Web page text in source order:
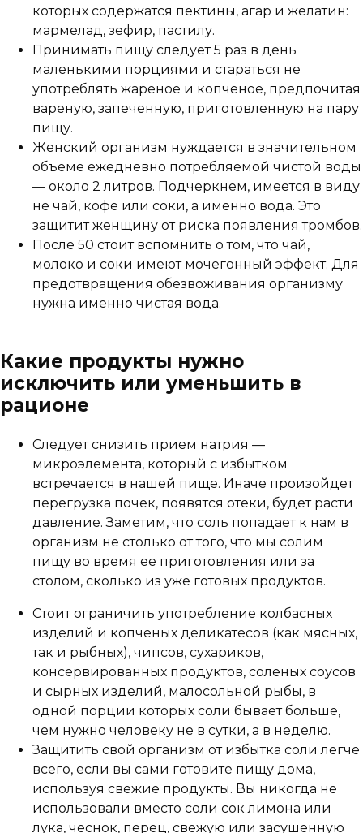
которых содержатся пектины, агар и желатин:
мармелад, зефир, пастилу.
Принимать пищу следует 5 раз в день
маленькими порциями и стараться не
употреблять жареное и копченое, предпочитая
вареную, запеченную, приготовленную на пару
пищу.
Женский организм нуждается в значительном
объеме ежедневно потребляемой чистой воды
— около 2 литров. Подчеркнем, имеется в виду
не чай, кофе или соки, а именно вода. Это
защитит женщину от риска появления тромбов.
После 50 стоит вспомнить о том, что чай,
молоко и соки имеют мочегонный эффект. Для
предотвращения обезвоживания организму
нужна именно чистая вода.
Какие продукты нужно
исключить или уменьшить в
рационе
Следует снизить прием натрия —
микроэлемента, который с избытком
встречается в нашей пище. Иначе произойдет
перегрузка почек, появятся отеки, будет расти
давление. Заметим, что соль попадает к нам в
организм не столько от того, что мы солим
пищу во время ее приготовления или за
столом, сколько из уже готовых продуктов.
Стоит ограничить употребление колбасных
изделий и копченых деликатесов (как мясных,
так и рыбных), чипсов, сухариков,
консервированных продуктов, соленых соусов
и сырных изделий, малосольной рыбы, в
одной порции которых соли бывает больше,
чем нужно человеку не в сутки, а в неделю.
Защитить свой организм от избытка соли легче
всего, если вы сами готовите пищу дома,
используя свежие продукты. Вы никогда не
использовали вместо соли сок лимона или
лука, чеснок, перец, свежую или засушенную